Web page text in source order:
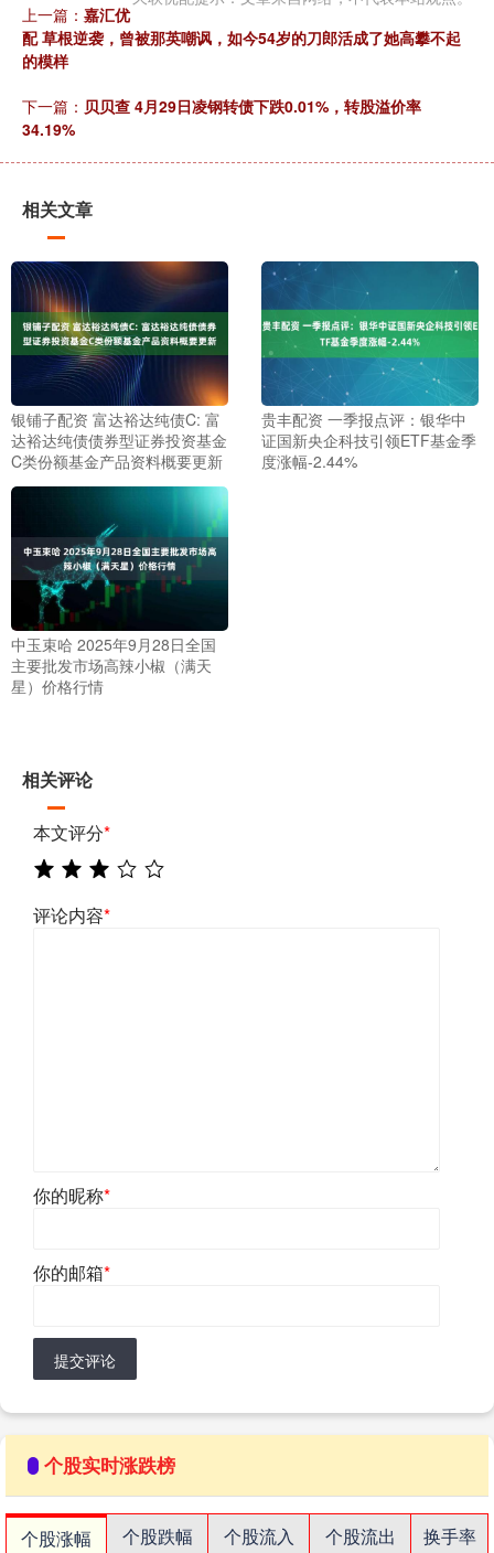
上一篇： 嘉汇优
配 草根逆袭，曾被那英嘲讽，如今54岁的刀郎活成了她高攀不起
的模样
下一篇： 贝贝查 4月29日凌钢转债下跌0.01%，转股溢价率
34.19%
相关文章
银铺子配资 富达裕达纯债C: 富
达裕达纯债债券型证券投资基金
C类份额基金产品资料概要更新
贵丰配资 一季报点评：银华中
证国新央企科技引领ETF基金季
度涨幅-2.44%
中玉束哈 2025年9月28日全国
主要批发市场高辣小椒（满天
星）价格行情
相关评论
本文评分*
评论内容*
你的昵称*
你的邮箱*
提交评论
个股实时涨跌榜
个股涨幅 个股跌幅 个股流入 个股流出
换手率